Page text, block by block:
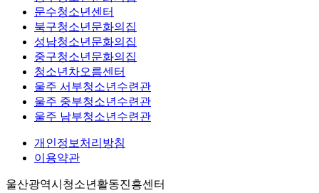
문수청소년센터
북구청소년문화의집
성남청소년문화의집
중구청소년문화의집
청소년차오름센터
울주 서부청소년수련관
울주 중부청소년수련관
울주 남부청소년수련관
개인정보처리방침
이용약관
울산광역시청소년활동진흥센터